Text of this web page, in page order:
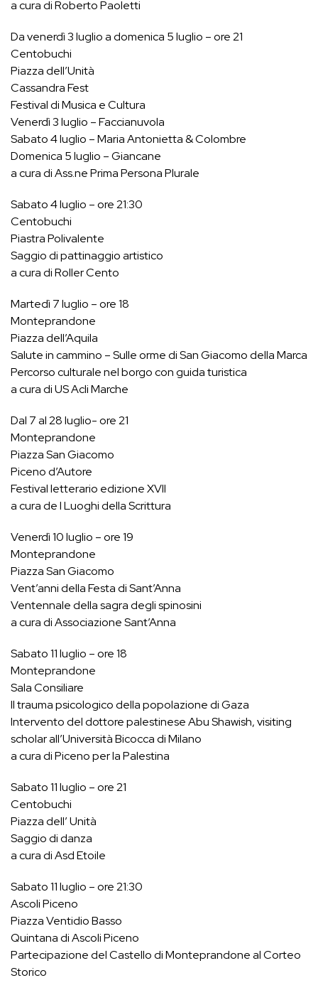
a cura di Roberto Paoletti
Da venerdì 3 luglio a domenica 5 luglio – ore 21
Centobuchi
Piazza dell’Unità
Cassandra Fest
Festival di Musica e Cultura
Venerdì 3 luglio – Faccianuvola
Sabato 4 luglio – Maria Antonietta & Colombre
Domenica 5 luglio – Giancane
a cura di Ass.ne Prima Persona Plurale
Sabato 4 luglio – ore 21:30
Centobuchi
Piastra Polivalente
Saggio di pattinaggio artistico
a cura di Roller Cento
Martedì 7 luglio – ore 18
Monteprandone
Piazza dell’Aquila
Salute in cammino – Sulle orme di San Giacomo della Marca
Percorso culturale nel borgo con guida turistica
a cura di US Acli Marche
Dal 7 al 28 luglio- ore 21
Monteprandone
Piazza San Giacomo
Piceno d’Autore
Festival letterario edizione XVII
a cura de I Luoghi della Scrittura
Venerdì 10 luglio – ore 19
Monteprandone
Piazza San Giacomo
Vent’anni della Festa di Sant’Anna
Ventennale della sagra degli spinosini
a cura di Associazione Sant’Anna
Sabato 11 luglio – ore 18
Monteprandone
Sala Consiliare
Il trauma psicologico della popolazione di Gaza
Intervento del dottore palestinese Abu Shawish, visiting
scholar all’Università Bicocca di Milano
a cura di Piceno per la Palestina
Sabato 11 luglio – ore 21
Centobuchi
Piazza dell’ Unità
Saggio di danza
a cura di Asd Etoile
Sabato 11 luglio – ore 21:30
Ascoli Piceno
Piazza Ventidio Basso
Quintana di Ascoli Piceno
Partecipazione del Castello di Monteprandone al Corteo
Storico